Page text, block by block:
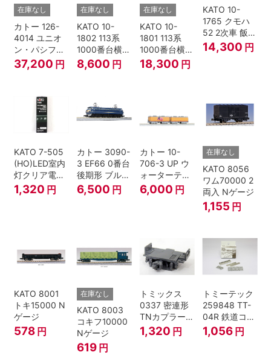
在庫なし
カトー 126-
4014 ユニオ
ン・パシフィ
ック鉄道 ビッ
グボーイ＃
37,200 円
在庫なし
KATO 10-
1802 113系
1000番台横須
賀・総武快速
線 増結4両セ
8,600 円
在庫なし
KATO 10-
1801 113系
1000番台横須
賀・総武快速
線 基本7両セ
18,300 円
KATO 10-
1765 クモハ
52 2次車 飯田
線 4両セット
Nゲージ
14,300 円
KATO 7-505
(HO)LED室内
灯クリア電球
色
1,320 円
カトー 3090-
3 EF66 0番台
後期形 ブルー
トレイン牽引
機
6,500 円
カトー 10-
706-3 UP ウ
ォーターテン
ダー 2両入
6,000 円
在庫なし
KATO 8056
ワム70000 2
両入 Nゲージ
1,155 円
KATO 8001
トキ15000 N
ゲージ
578 円
在庫なし
KATO 8003
コキフ10000
Nゲージ
619 円
トミックス
0337 密連形
TNカプラー
(6個入・SPタ
イプ)
1,320 円
トミーテック
259848 TT-
04R 鉄道コレ
クション
1,056 円